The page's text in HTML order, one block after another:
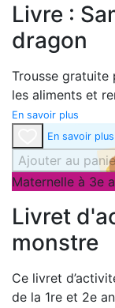
Livre :
dragon
Trousse gratuite
les aliments et
En savoir plus
En savoir plus
Ajouter au
Maternelle à 3e
Livret
monstre
Ce livret
de la 1re et 2e